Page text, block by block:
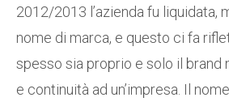
2012/2013 l’azienda fu liquidata,
nome di marca, e questo ci fa
spesso sia proprio e solo il brand
e continuità ad un’impresa. Il